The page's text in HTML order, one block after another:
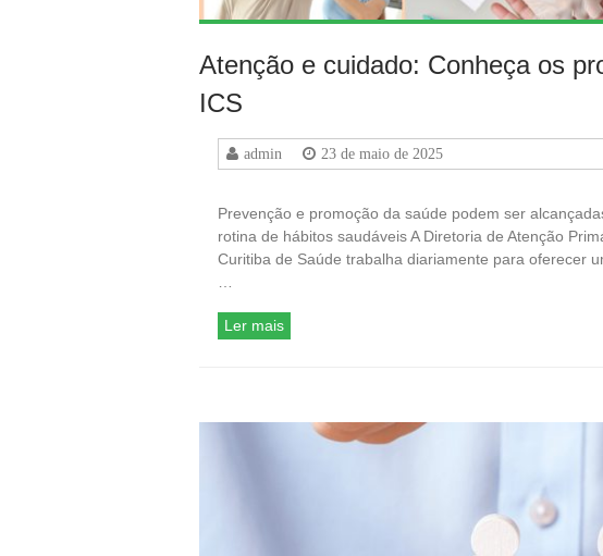
Atenção e cuidado: Conheça os
ICS
admin 23 de maio de 2025
Prevenção e promoção da saúde podem ser
rotina de hábitos saudáveis A Diretoria de Atenção
Curitiba de Saúde trabalha diariamente para oferecer
Ler mais